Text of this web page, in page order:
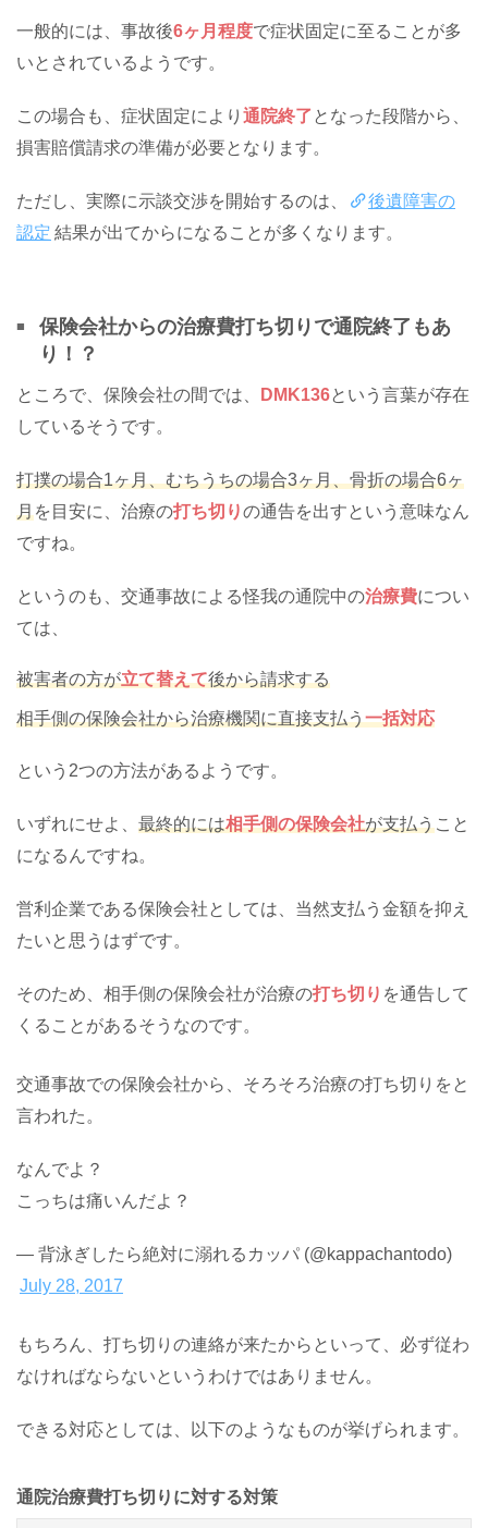
一般的には、事故後6ヶ月程度で症状固定に至ることが多
いとされているようです。
この場合も、症状固定により 通院終了 となった段階から、
損害賠償請求の準備が必要となります。
ただし、実際に示談交渉を開始するのは、
後遺障害の
認定 結果が出てからになることが多くなります。
保険会社からの治療費打ち切りで通院終了もあ
り！？
ところで、保険会社の間では、 DMK136という言葉が存在
しているそうです。
打撲の場合1ヶ月、むちうちの場合3ヶ月、骨折の場合6ヶ
月を目安に、治療の打ち切りの通告を出すという意味なん
ですね。
というのも、交通事故による怪我の通院中の治療費につい
ては、
被害者の方が立て替えて後から請求する
相手側の保険会社から治療機関に直接支払う一括対応
という2つの方法があるようです。
いずれにせよ、 最終的には相手側の保険会社が支払うこと
になるんですね。
営利企業である保険会社としては、当然支払う金額を抑え
たいと思うはずです。
そのため、相手側の保険会社が治療の打ち切り を通告して
くることがあるそうなのです。
交通事故での保険会社から、そろそろ治療の打ち切りをと
言われた。
なんでよ？
こっちは痛いんだよ？
— 背泳ぎしたら絶対に溺れるカッパ (@kappachantodo)
July 28, 2017
もちろん、打ち切りの連絡が来たからといって、必ず従わ
なければならないというわけではありません。
できる対応としては、以下のようなものが挙げられます。
通院治療費打ち切りに対する対策